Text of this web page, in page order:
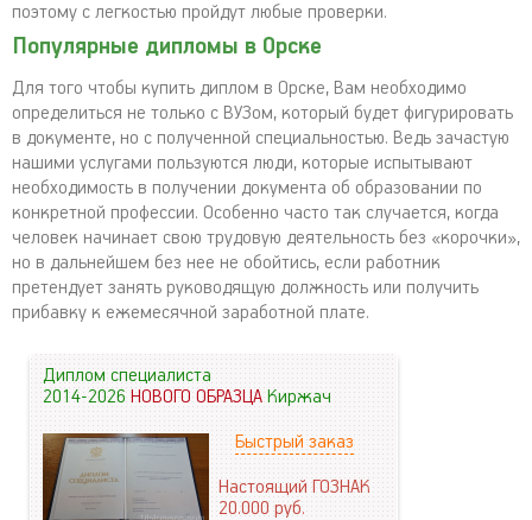
поэтому с легкостью пройдут любые проверки.
Популярные дипломы в Орске
Для того чтобы купить диплом в Орске, Вам необходимо
определиться не только с ВУЗом, который будет фигурировать
в документе, но с полученной специальностью. Ведь зачастую
нашими услугами пользуются люди, которые испытывают
необходимость в получении документа об образовании по
конкретной профессии. Особенно часто так случается, когда
человек начинает свою трудовую деятельность без «корочки»,
но в дальнейшем без нее не обойтись, если работник
претендует занять руководящую должность или получить
прибавку к ежемесячной заработной плате.
Диплом специалиста
2014-2026НОВОГО ОБРАЗЦАКиржач
Быстрый заказ
Настоящий ГОЗНАК
20.000руб.